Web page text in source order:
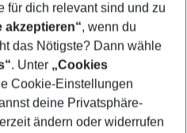
für dich relevant sind und zu
akzeptieren“, wenn du
das Nötigste? Dann wähle
. Unter „Cookies
Cookie-Einstellungen
deine Privatsphäre-
ändern oder widerrufen